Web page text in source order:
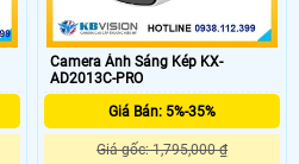
Camera Ánh Sáng Kép KX-
AD2013C-PRO
Giá Bán: 5%-35%
Giá gốc: 1,795,000 ₫